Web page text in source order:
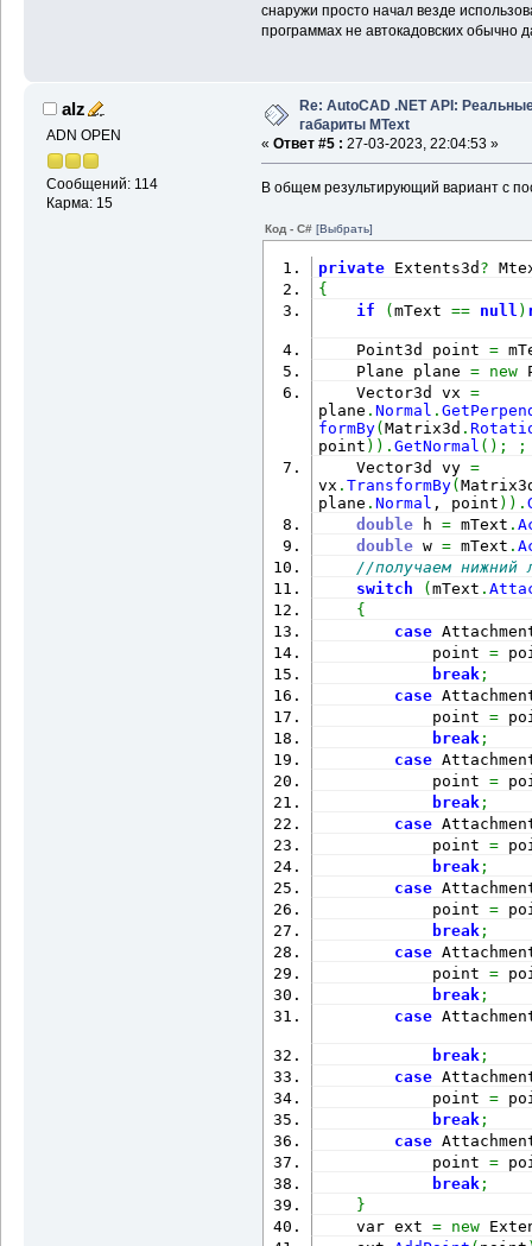
снаружи просто начал везде
программах не автокадовских обычно
alz
ADN OPEN
Сообщений: 114
Карма: 15
Re: AutoCAD .NET API:
габариты MText
« Ответ #5 : 27-03-2023, 22:04:53 »
В общем результирующий вариант с
Код - C# [Выбрать]
private Extents3d ?
{
if
(mText == null )
Point3d point =
Plane plane = new
Vector3d vx =
plane .Normal .
formBy(Matrix3d .
point ) ) .GetNormal ( ) ;
;
Vector3d vy =
vx .TransformBy(
plane .Normal , point ) ) .
double h = mText .
double w = mText .
//получаем нижний
switch
(mText .
{
case
point =
break ;
case
point =
break ;
case
point =
break ;
case
point =
break ;
case
point =
break ;
case
point =
break ;
case
break ;
case
point =
break ;
case
point =
break ;
}
var ext = new